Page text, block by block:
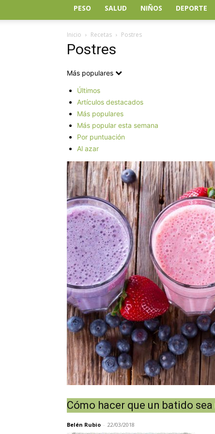
PESO SALUD NIÑOS DEPORTE
Inicio Recetas Postres
Postres
Más populares
Últimos
Artículos destacados
Más populares
Más popular esta semana
Por puntuación
Al azar
Cómo hacer que un batido
Belén Rubio - 22/03/2018